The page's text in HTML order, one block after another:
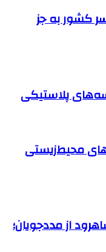
در سراسر کشور به جز
پلاستیکی
محیط‌زیستی
از مددجویان؛